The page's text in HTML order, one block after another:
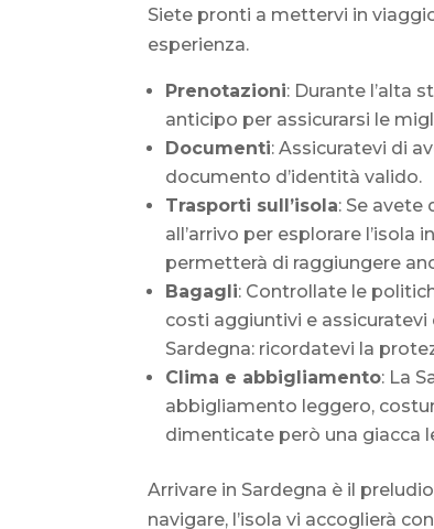
Siete pronti a mettervi in
esperienza.
Prenotazioni: Durante l’alta
anticipo per assicurarsi le
Documenti: Assicuratevi di
documento d’identità valido.
Trasporti sull’isola: Se avete
all’arrivo per esplorare
permetterà di raggiungere
Bagagli: Controllate le
costi aggiuntivi e assicuratevi
Sardegna: ricordatevi la
Clima e abbigliamento: La
abbigliamento leggero,
dimenticate però una giacca
Arrivare in Sardegna è il
navigare, l’isola vi accoglierà